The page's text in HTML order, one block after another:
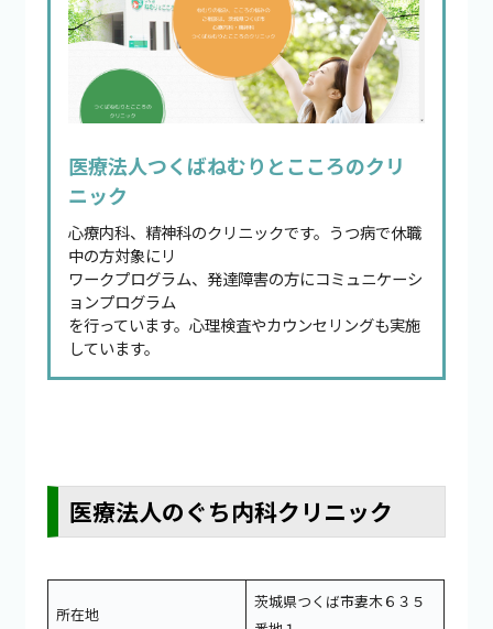
医療法人つくばねむりとこころのクリ
ニック
心療内科、精神科のクリニックです。うつ病で休職
中の方対象にリ
ワークプログラム、発達障害の方にコミュニケーシ
ョンプログラム
を行っています。心理検査やカウンセリングも実施
しています。
医療法人のぐち内科クリニック
所在地
茨城県つくば市妻木６３５